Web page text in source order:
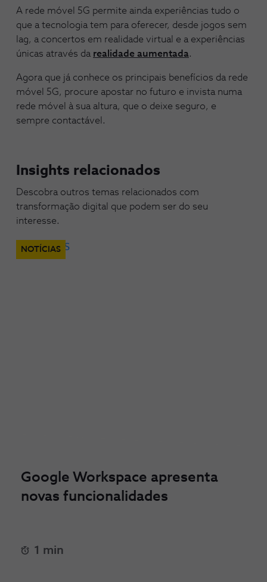
A rede móvel 5G permite ainda experiências tudo o
que a tecnologia tem para oferecer, desde jogos sem
lag, a concertos em realidade virtual e a experiências
únicas através da realidade aumentada.
Agora que já conhece os principais benefícios da rede
móvel 5G, procure apostar no futuro e invista numa
rede móvel à sua altura, que o deixe seguro, e
sempre contactável.
Insights relacionados
Descobra outros temas relacionados com
transformação digital que podem ser do seu
interesse.
NOTÍCIAS
Google Workspace apresenta
novas funcionalidades
1 min